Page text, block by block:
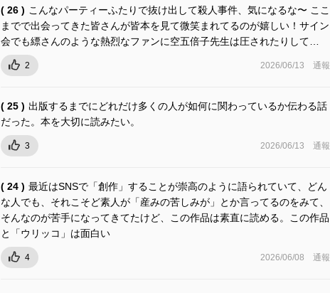
( 26 ) こんなパーティーふたりで抜け出して殺人事件、気になるな〜 ここ
までで出会ってきた皆さんが皆本を見て微笑まれてるのが嬉しい！サイン
会でも縹さんのような熱烈なファンに空五倍子先生は圧されたりして…
2 2026/06/13 通報
( 25 ) 出版するまでにどれだけ多くの人が如何に関わっているか伝わる話
だった。本を大切に読みたい。
3 2026/06/13 通報
( 24 ) 最近はSNSで「創作」することが崇高のように語られていて、どん
な人でも、それこそど素人が「産みの苦しみが」とか言ってるのをみて、
そんなのが苦手になってきてたけど、この作品は素直に読める。この作品
と「ウリッコ」は面白い
4 2026/06/08 通報